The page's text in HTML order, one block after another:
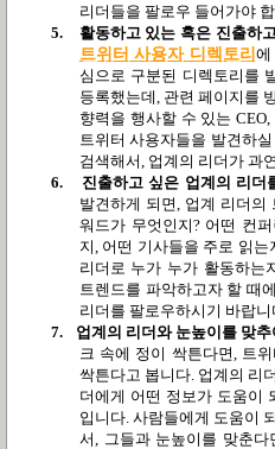
리더들을 팔로우 들어가야
5.
활동하고 있는 혹은 진출하
트위터 사용자 디렉토리 에
심으로 구분된 디렉토리를
등록했는데 관련 페이지를
향력을 행사할 수 있는 CEO,
트위터 사용자들을 발견하
검색해서 업계의 리더가 과
6.
진출하고 싶은 업계의 리더
발견하게 되면
업계 리더의
워드가 무엇인지? 어떤 컨
지 어떤 기사들을 주로 읽는
리더로 누가 누가 활동하는
트렌드를 파악하고자 할 때
리더를 팔로우하시기 바랍니
7.
업계의 리더와 눈높이를 맞
크 속에 정이 싹튼다면
트
싹튼다고 봅니다. 업계의 리
더에게 어떤 정보가 도움이
입니다. 사람들에게 도움이
서
그들과 눈높이를 맞춘다